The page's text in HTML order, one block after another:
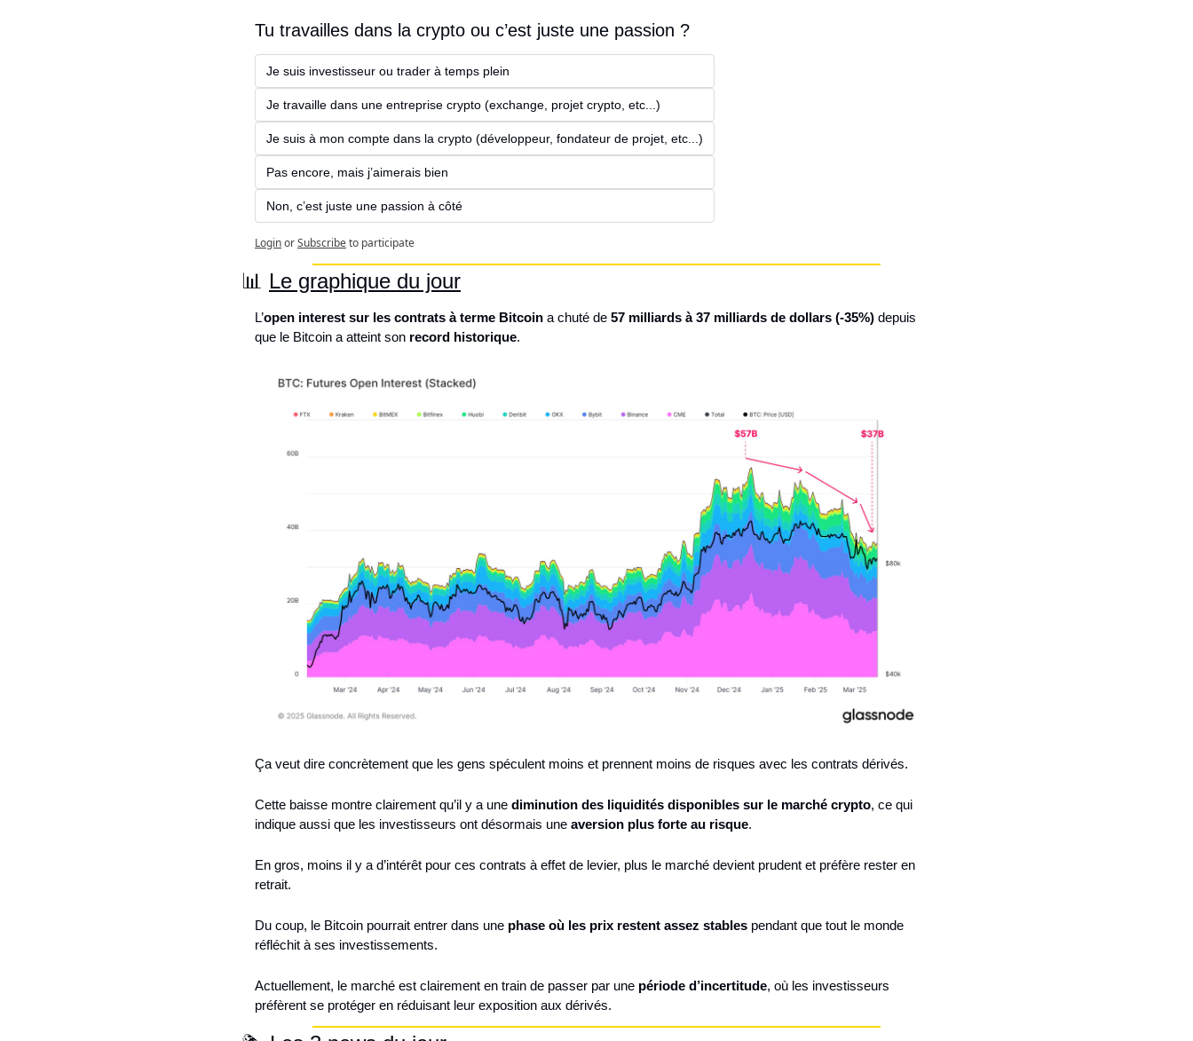
Tu travailles dans la crypto ou c’est juste une passion ?
Je suis investisseur ou trader à temps plein
Je travaille dans une entreprise crypto (exchange, projet crypto, etc...)
Je suis à mon compte dans la crypto (développeur, fondateur de projet, etc...)
Pas encore, mais j’aimerais bien
Non, c’est juste une passion à côté
LoginorSubscribeto participate
📊 Le graphique du jour
L’open interest sur les contrats à terme Bitcoin a chuté de 57 milliards à 37 milliards de dollars (-35%) depuis
que le Bitcoin a atteint son record historique.
Ça veut dire concrètement que les gens spéculent moins et prennent moins de risques avec les contrats dérivés.
Cette baisse montre clairement qu’il y a une diminution des liquidités disponibles sur le marché crypto, ce qui
indique aussi que les investisseurs ont désormais une aversion plus forte au risque.
En gros, moins il y a d’intérêt pour ces contrats à effet de levier, plus le marché devient prudent et préfère rester en
retrait.
Du coup, le Bitcoin pourrait entrer dans une phase où les prix restent assez stables pendant que tout le monde
réfléchit à ses investissements.
Actuellement, le marché est clairement en train de passer par une période d’incertitude, où les investisseurs
préfèrent se protéger en réduisant leur exposition aux dérivés.